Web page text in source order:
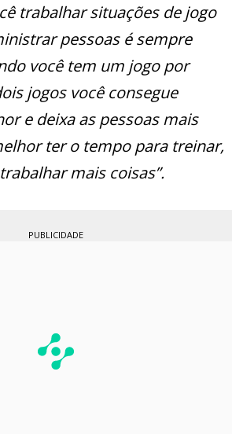
trabalhar situações de jogo
pessoas é sempre
você tem um jogo por
jogos você consegue
e deixa as pessoas mais
ter o tempo para treinar,
mais coisas”.
PUBLICIDADE